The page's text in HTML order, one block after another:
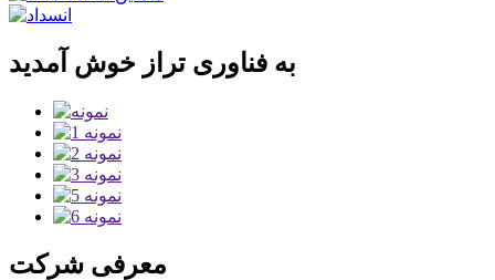
به فناوری تراز خوش آمدید
معرفی شرکت